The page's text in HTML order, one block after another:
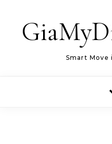
Smart Move